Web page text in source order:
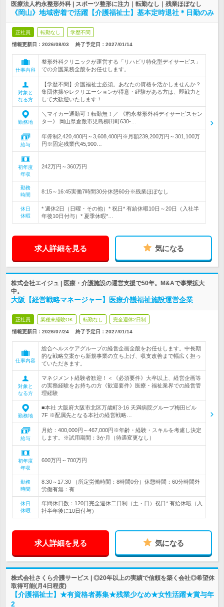
医療法人杓永整形外科 | スポーツ整形に注力｜転勤なし｜残業ほぼなし
《岡山》地域密着で活躍【介護福祉士】基本定時退社＊日勤のみ
正社員 転勤なし 学歴不問
情報更新日：2026/08/03 終了予定日： 2027/01/14
仕事内容
整形外科クリニックが運営する「リハビリ特化型デイサービス」
での介護業務全般をお任せします。
対象と
なる方
【学歴不問】介護福祉士必須。あなたの資格を活かしませんか？
集団体操やレクリエーションが得意・経験がある方は、即戦力と
して大歓迎いたします！
勤務地
＼マイカー通勤可！転勤無！／ 《杓永整形外科デイサービスセン
ター》 岡山県倉敷市児島柳田町630-…
給与
年俸制2,420,400円～3,608,400円※月額239,200万円～301,100万
円※固定残業代45,900…
初年度
年収
242万円～360万円
勤務
時間
8:15～16:45実働7時間30分休憩60分※残業ほぼなし
休日
休暇
* 週休2日（日曜・その他）* 祝日* 有給休暇10日～20日（入社半
年後10日付与）* 夏季休暇*…
求人詳細を見る 気になる
株式会社エイジュ | 医療・介護施設の運営支援で50年。M&Aで事業拡大
中。
大阪【経営戦略マネージャー】医療介護福祉施設運営企業
正社員 業種未経験OK 転勤なし 完全週休2日制
情報更新日：2026/07/24 終了予定日： 2027/01/14
仕事内容
総合ヘルスケアグループの経営企画全般をお任せします。中長期
的な戦略立案から新規事業の立ち上げ、収支改善まで幅広く担っ
ていただきます。
対象と
なる方
マネジメント経験者歓迎！＜《必須要件》大卒以上、経営企画等
の実務経験をお持ちの方《歓迎要件》医療・福祉業界での経営管
理経験
勤務地
■本社 大阪府大阪市北区万歳町3-16 天満病院グループ梅田ビル
7F ※配属先となる本社の経営戦略…
給与
月給：400,000円～467,000円※年齢・経験・スキルを考慮し決定
します。※試用期間：3か月（待遇変更なし）
初年度
年収
600万円～700万円
勤務
時間
8:30～17:30 （所定労働時間：8時間0分）休憩時間：60分時間外
労働有無：有
休日
休暇
年間休日数：120日完全週休二日制（土・日）祝日* 有給休暇（入
社半年後に10日付与）
求人詳細を見る 気になる
株式会社さくら介護サービス | ◎20年以上の実績で信頼を築く会社◎希望休
取得可能(月4日程度)
【介護福祉士】★有資格者募集★残業少なめ★女性活躍★賞与年
2